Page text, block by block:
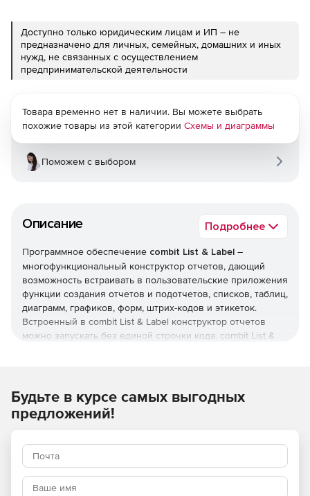
Доступно только юридическим лицам и ИП – не
предназначено для личных, семейных, домашних и иных
нужд, не связанных с осуществлением
предпринимательской деятельности
Описание Подробнее
Программное обеспечение combit List & Label –
многофункциональный конструктор отчетов, дающий
возможность встраивать в пользовательские приложения
функции создания отчетов и подотчетов, списков, таблиц,
диаграмм, графиков, форм, штрих-кодов и этикеток.
Встроенный в combit List & Label конструктор отчетов
можно запускать без единой строчки кода. combit List &
Возможности combit List & Label
Дизайнер можно использовать с любым приложением,
чтобы предоставить конечным пользователям
интуитивно понятный выход нужной информации – в
Товара временно нет в наличии. Вы можете выбрать
похожие товары из этой категории Схемы и диаграммы
Поможем с выбором
Будьте в курсе самых выгодных
предложений!